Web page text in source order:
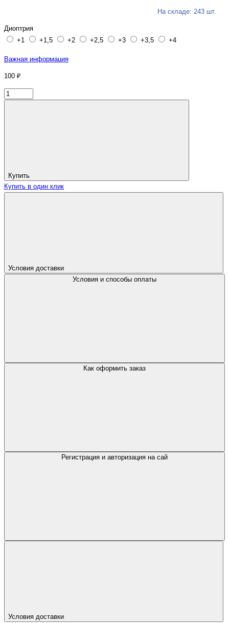
На складе: 243 шт.
Диоптрия
+1
+1,5 +2 +2,5 +3 +3,5 +4
Важная информация
100 ₽
Купить
Купить в один клик
Условия доставки
Условия и способы оплаты
Как оформить заказ
Регистрация и авторизация на сай
Условия доставки